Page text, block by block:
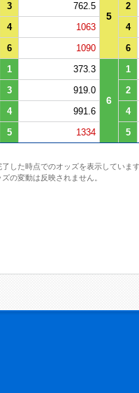
5
3 762.5
2
4 1063
4
6 1090 6
1 373.3
6
1
3 919.0
2
4 991.6
4
5 1334 5
した時点でのオッズを表示していま
の変動は反映されません。